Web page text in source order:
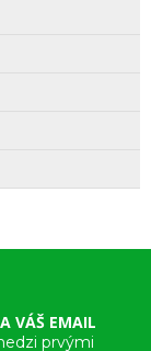
VÁŠ EMAIL
prvými